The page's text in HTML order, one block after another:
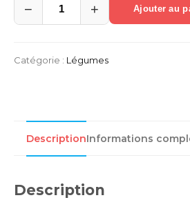
quantité
de
rouge
− + Ajouter au
Catégorie : Légumes
DescriptionInformations
Description